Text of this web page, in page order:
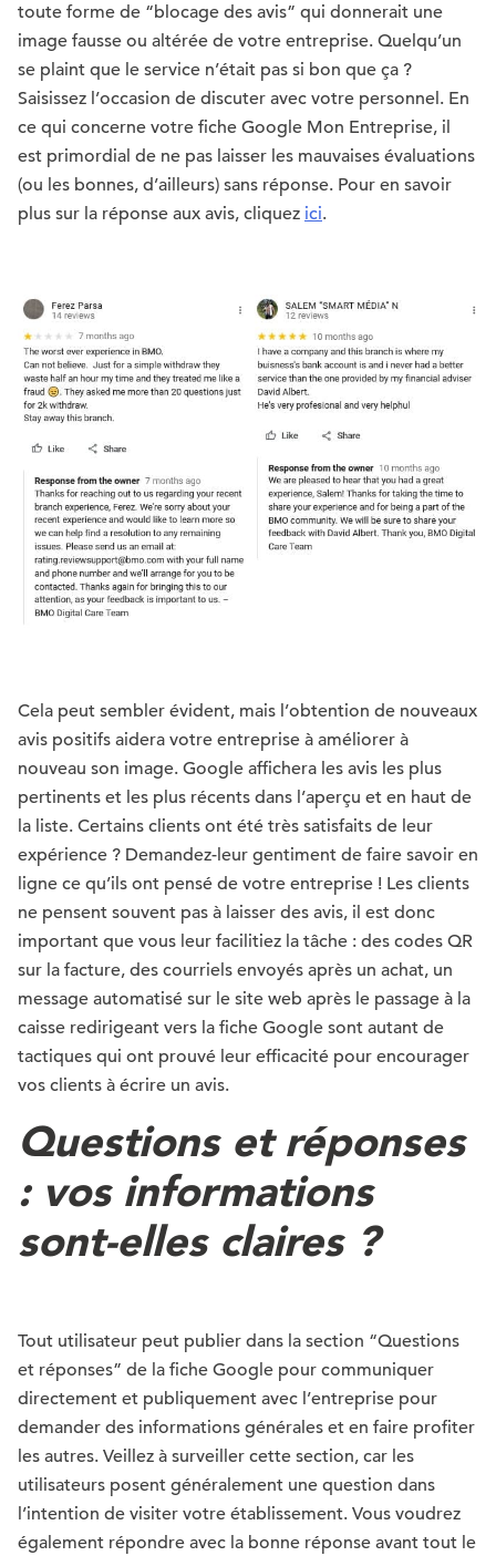
toute forme de “blocage des avis” qui donnerait une
image fausse ou altérée de votre entreprise. Quelqu’un
se plaint que le service n’était pas si bon que ça ?
Saisissez l’occasion de discuter avec votre personnel. En
ce qui concerne votre fiche Google Mon Entreprise, il
est primordial de ne pas laisser les mauvaises évaluations
(ou les bonnes, d’ailleurs) sans réponse. Pour en savoir
plus sur la réponse aux avis, cliquez ici.
Cela peut sembler évident, mais l’obtention de nouveaux
avis positifs aidera votre entreprise à améliorer à
nouveau son image. Google affichera les avis les plus
pertinents et les plus récents dans l’aperçu et en haut de
la liste. Certains clients ont été très satisfaits de leur
expérience ? Demandez-leur gentiment de faire savoir en
ligne ce qu’ils ont pensé de votre entreprise ! Les clients
ne pensent souvent pas à laisser des avis, il est donc
important que vous leur facilitiez la tâche : des codes QR
sur la facture, des courriels envoyés après un achat, un
message automatisé sur le site web après le passage à la
caisse redirigeant vers la fiche Google sont autant de
tactiques qui ont prouvé leur efficacité pour encourager
vos clients à écrire un avis.
Questions et réponses
: vos informations
sont-elles claires ?
Tout utilisateur peut publier dans la section “Questions
et réponses” de la fiche Google pour communiquer
directement et publiquement avec l’entreprise pour
demander des informations générales et en faire profiter
les autres. Veillez à surveiller cette section, car les
utilisateurs posent généralement une question dans
l’intention de visiter votre établissement. Vous voudrez
également répondre avec la bonne réponse avant tout le